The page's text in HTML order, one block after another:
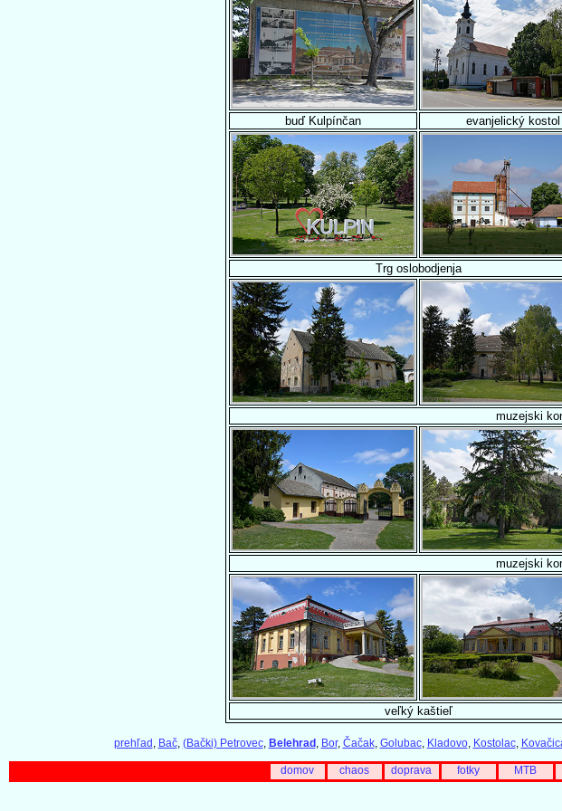
buď Kulpínčan evanjelický kostol
Trg oslobodjenja
muzejski
muzejski
veľký kaštieľ
prehľad Bač, (Bački) Petrovec, Belehrad, Bor, Čačak, Golubac, Kladovo, Kostolac,
domov chaos doprava fotky MTB